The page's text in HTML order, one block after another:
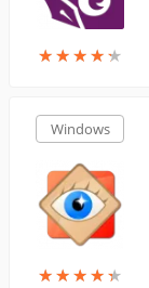
★★★★★
★★★★★
Windows
★★★★★
★★★★★